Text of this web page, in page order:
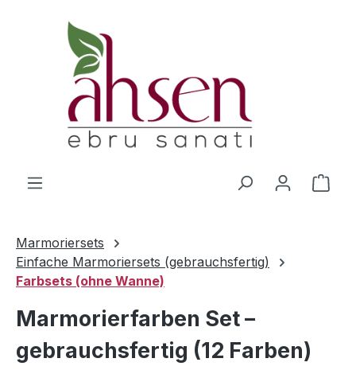
Zum Hauptinhalt springen
Marmoriersets
Einfache Marmoriersets (gebrauchsfertig)
Farbsets (ohne Wanne)
Marmorierfarben Set –
gebrauchsfertig (12 Farben)